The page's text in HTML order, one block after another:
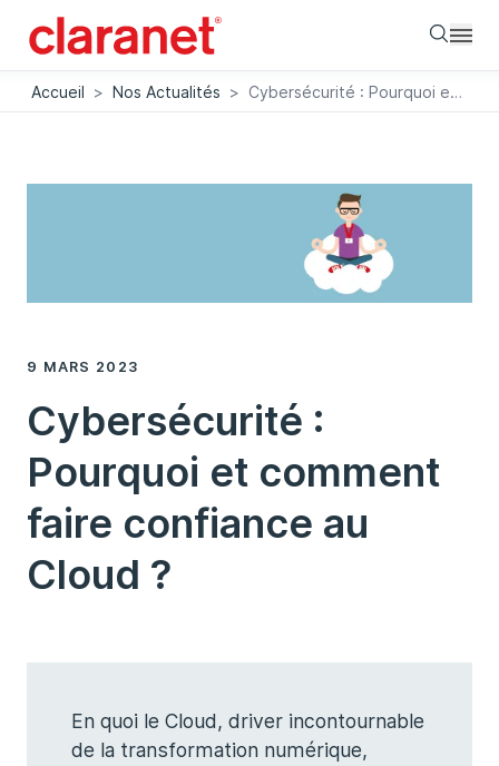
Accueil > Nos Actualités > Cybersécurité : Pourquoi et comment faire confiance au Cloud ?
9 MARS 2023
Cybersécurité :
Pourquoi et comment
faire confiance au
Cloud ?
En quoi le Cloud, driver incontournable
de la transformation numérique,